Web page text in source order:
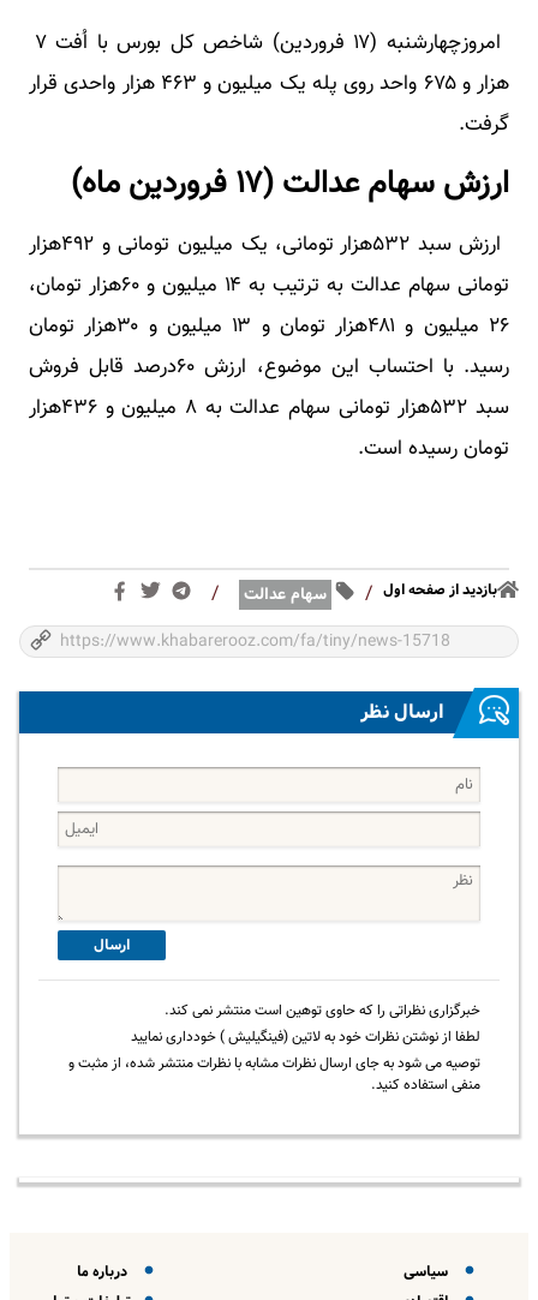
هزار و ۶۷۵ واحد روی پله یک میلیون و ۴۶۳ هزار واحدی قرار
گرفت.
ارزش سهام عدالت (۱۷ فروردین ماه)​
ارزش سبد ۵۳۲هزار تومانی، یک میلیون تومانی و ۴۹۲هزار
تومانی سهام عدالت به ترتیب به ۱۴ میلیون و ۶۰هزار تومان،
۲۶ میلیون و ۴۸۱هزار تومان و ۱۳ میلیون و ۳۰هزار تومان
رسید. با احتساب این موضوع، ارزش ۶۰درصد قابل فروش
سبد ۵۳۲هزار تومانی سهام عدالت به ۸ میلیون و ۴۳۶هزار
تومان رسیده است.
بازدید از صفحه اول / سهام عدالت /
ارسال نظر
ارسال
خبرگزاری نظراتی را که حاوی توهین است منتشر نمی کند.
لطفا از نوشتن نظرات خود به لاتین (فینگیلیش ) خودداری نمایید
توصیه می شود به جای ارسال نظرات مشابه با نظرات منتشر شده، از مثبت و
منفی استفاده کنید.
سیاسی
درباره ما